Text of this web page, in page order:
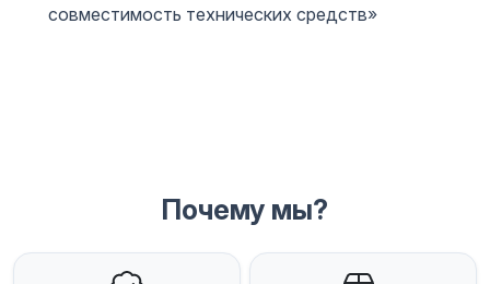
совместимость технических средств»
Почему мы?